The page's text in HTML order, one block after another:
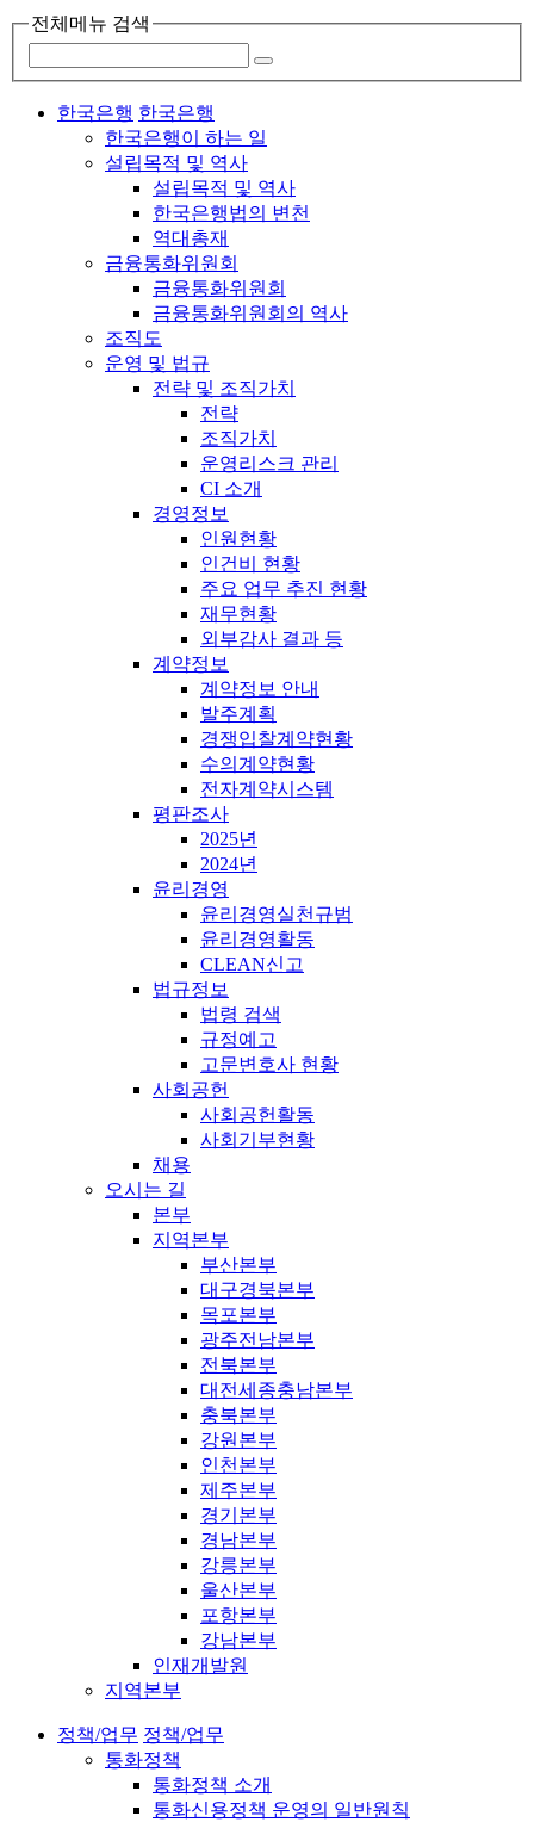
전체메뉴 검색
한국은행 한국은행
한국은행이 하는 일
설립목적 및 역사
설립목적 및 역사
한국은행법의 변천
역대총재
금융통화위원회
금융통화위원회
금융통화위원회의 역사
조직도
운영 및 법규
전략 및 조직가치
전략
조직가치
운영리스크 관리
CI 소개
경영정보
인원현황
인건비 현황
주요 업무 추진 현황
재무현황
외부감사 결과 등
계약정보
계약정보 안내
발주계획
경쟁입찰계약현황
수의계약현황
전자계약시스템
평판조사
2025년
2024년
윤리경영
윤리경영실천규범
윤리경영활동
CLEAN신고
법규정보
법령 검색
규정예고
고문변호사 현황
사회공헌
사회공헌활동
사회기부현황
채용
오시는 길
본부
지역본부
부산본부
대구경북본부
목포본부
광주전남본부
전북본부
대전세종충남본부
충북본부
강원본부
인천본부
제주본부
경기본부
경남본부
강릉본부
울산본부
포항본부
강남본부
인재개발원
지역본부
정책/업무 정책/업무
통화정책
통화정책 소개
통화신용정책 운영의 일반원칙